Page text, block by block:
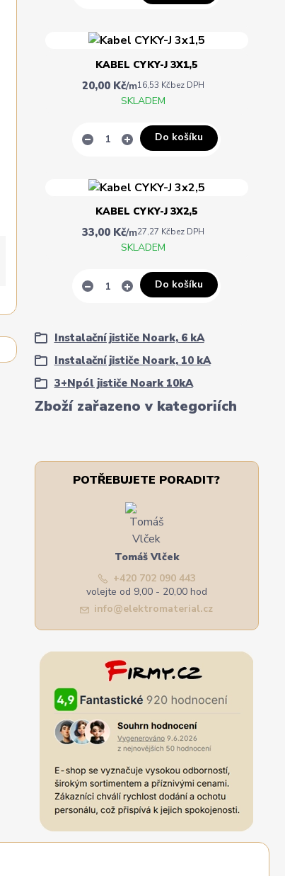
Zboží zařazeno v kategoriích
Instalační jističe Noark, 6 kA
Instalační jističe Noark, 10 kA
3+Npól jističe Noark 10kA
KABEL CYKY-J 3X1,5
20,00 Kč/m16,53 Kčbez DPH
SKLADEM
Do košíku
KABEL CYKY-J 3X2,5
33,00 Kč/m27,27 Kčbez DPH
SKLADEM
Do košíku
POTŘEBUJETE PORADIT?
Tomáš Vlček
+420 702 090 443
volejte od 9,00 - 20,00 hod
info@elektromaterial.cz